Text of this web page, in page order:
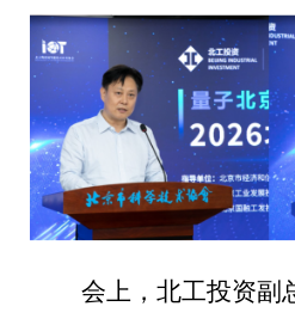
会上，北工投资副